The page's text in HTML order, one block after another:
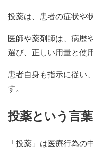
投薬は、患者の症状や
医師や薬剤師は、病歴
選び、正しい用量と使
患者自身も指示に従い
す。
投薬という言
「投薬」は医療行為の